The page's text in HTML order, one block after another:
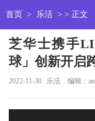
首页 > 乐活 > > 正文
芝华士携手
球」创新开启
2022-11-30 乐活 编辑：